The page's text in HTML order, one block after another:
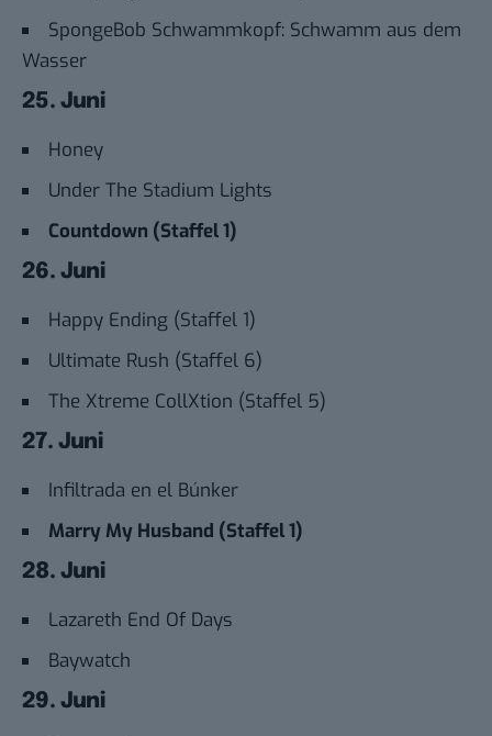
SpongeBob Schwammkopf: Schwamm aus dem
Wasser
25. Juni
Honey
Under The Stadium Lights
Countdown (Staffel 1)
26. Juni
Happy Ending (Staffel 1)
Ultimate Rush (Staffel 6)
The Xtreme CollXtion (Staffel 5)
27. Juni
Infiltrada en el Búnker
Marry My Husband (Staffel 1)
28. Juni
Lazareth End Of Days
Baywatch
29. Juni